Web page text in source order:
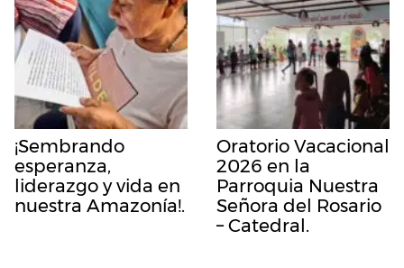
¡Sembrando
esperanza,
liderazgo y vida en
nuestra Amazonía!.
Oratorio Vacacional
2026 en la
Parroquia Nuestra
Señora del Rosario
– Catedral.